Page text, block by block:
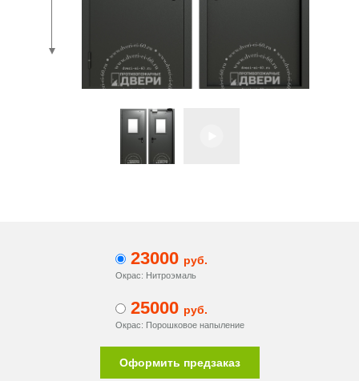
23000 руб.
Окрас: Нитроэмаль
25000 руб.
Окрас: Порошковое напыление
Оформить предзаказ